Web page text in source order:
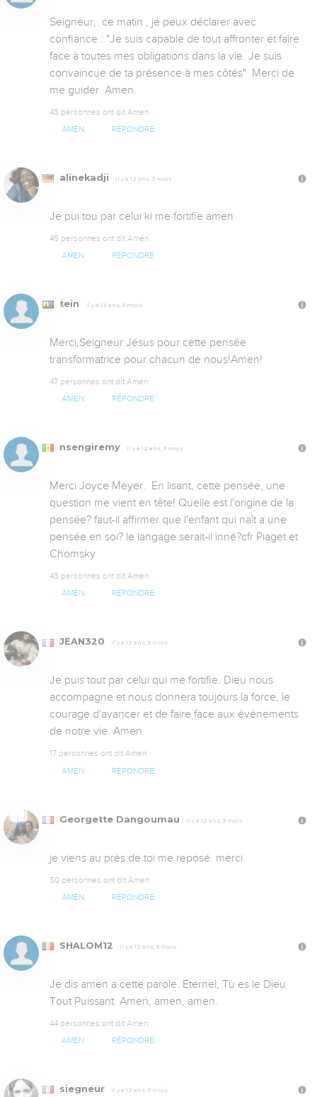
Seigneur,  ce matin , je peux déclarer avec
confiance : "Je suis capable de tout affronter et faire
face à toutes mes obligations dans la vie. Je suis
convaincue de ta présence à mes côtés"  Merci de
me guider. Amen.
45 personnes ont dit Amen
AMEN RÉPONDRE
alinekadji Il y a 12 ans, 3 mois
Je pui tou par celui ki me fortifie amen
45 personnes ont dit Amen
AMEN RÉPONDRE
tein Il y a 12 ans, 3 mois
Merci,Seigneur Jésus pour cette pensée
transformatrice pour chacun de nous!Amen!
47 personnes ont dit Amen
AMEN RÉPONDRE
nsengiremy Il y a 12 ans, 3 mois
Merci Joyce Meyer.  En lisant, cette pensée, une
question me vient en tête! Quelle est l'origine de la
pensée? faut-il affirmer que l'enfant qui naît a une
pensée en soi? le langage serait-il inné?cfr Piaget et
Chomsky
43 personnes ont dit Amen
AMEN RÉPONDRE
JEAN320 Il y a 12 ans, 3 mois
Je puis tout par celui qui me fortifie. Dieu nous
accompagne et nous donnera toujours la force, le
courage d'avancer et de faire face aux événements
de notre vie. Amen
17 personnes ont dit Amen
AMEN RÉPONDRE
Georgette Dangoumau Il y a 12 ans, 3 mois
je viens au près de toi me reposé  merci
50 personnes ont dit Amen
AMEN RÉPONDRE
SHALOM12 Il y a 12 ans, 3 mois
Je dis amen a cette parole. Eternel, Tu es le Dieu
Tout Puissant. Amen, amen, amen.
44 personnes ont dit Amen
AMEN RÉPONDRE
siegneur Il y a 12 ans, 3 mois